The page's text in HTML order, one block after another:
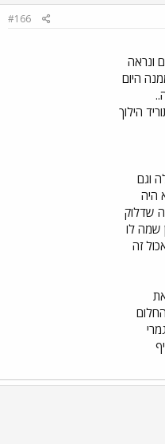
#166
ונראה
היום
הילוך
וגם
היה
שדלוק
שמה לו
זה